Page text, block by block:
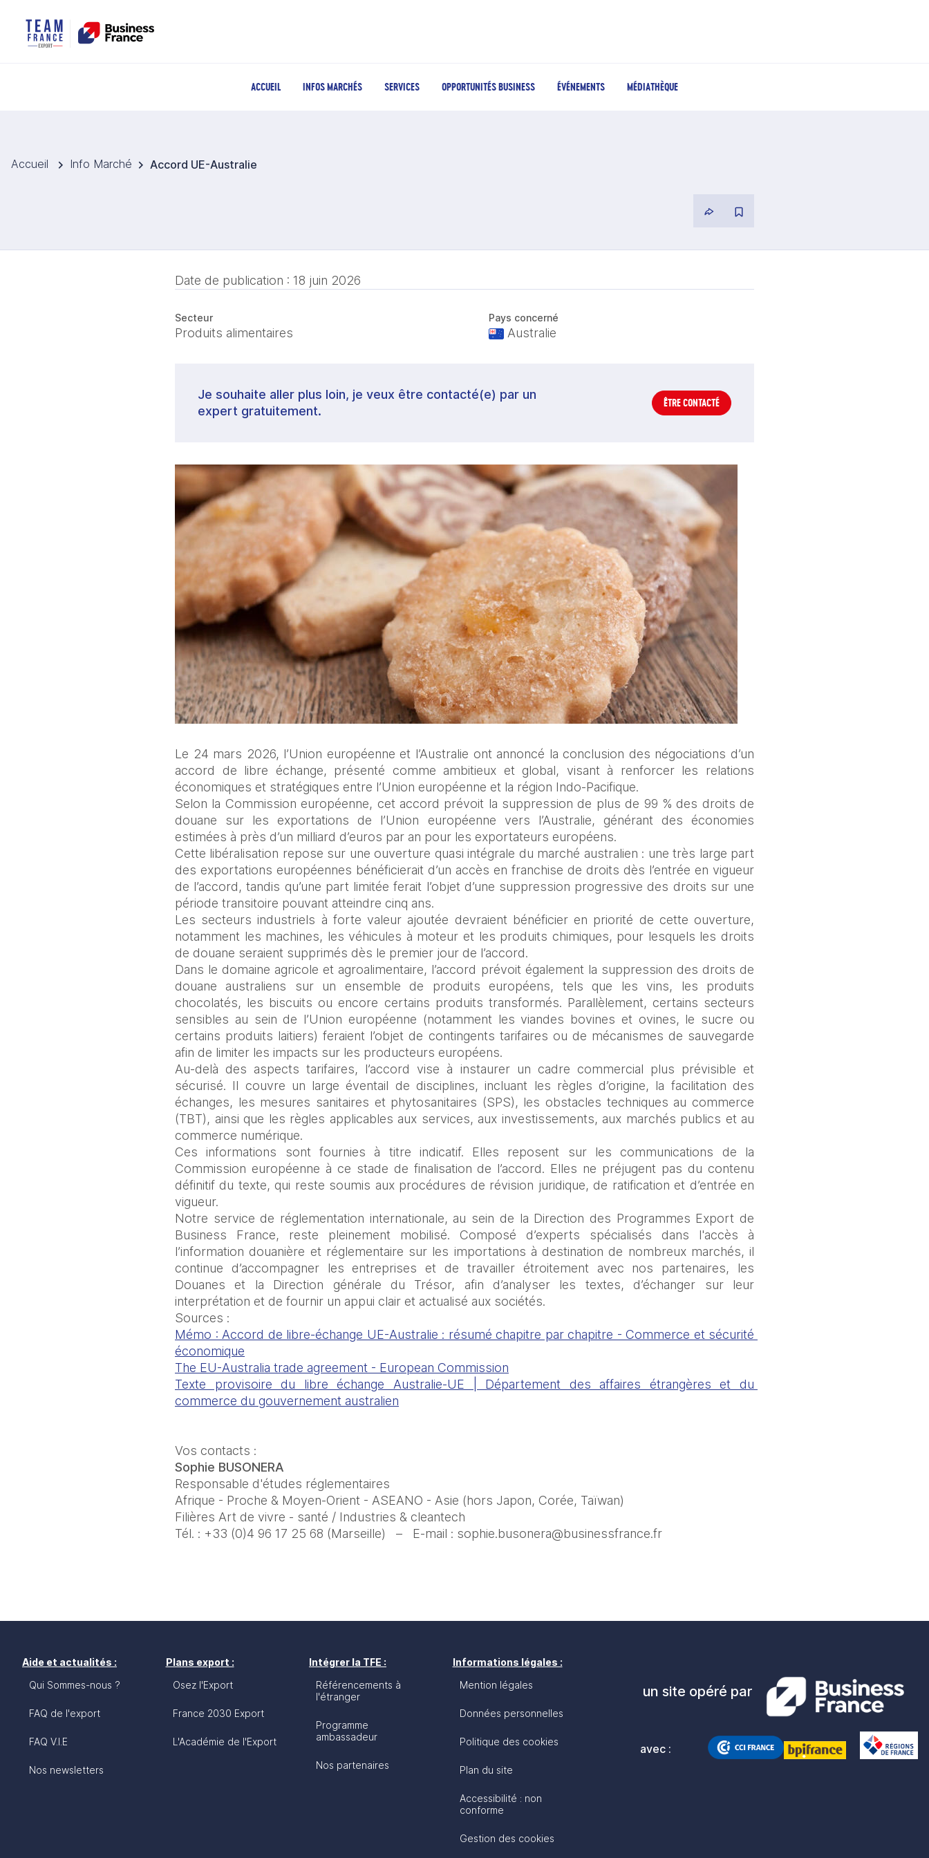
ACCUEIL INFOS MARCHÉS SERVICES OPPORTUNITÉS BUSINESS ÉVÉNEMENTS MÉDIATHÈQUE
Accueil Info Marché Accord UE-Australie
Date de publication : 18 juin 2026
Secteur
Produits alimentaires
Pays concerné
Australie
Je souhaite aller plus loin, je veux être contacté(e) par un
expert gratuitement.
ÊTRE CONTACTÉ
Le 24 mars 2026, l’Union européenne et l’Australie ont annoncé la conclusion des négociations d’un
accord de libre échange, présenté comme ambitieux et global, visant à renforcer les relations
économiques et stratégiques entre l’Union européenne et la région Indo-Pacifique.
Selon la Commission européenne, cet accord prévoit la suppression de plus de 99 % des droits de
douane sur les exportations de l’Union européenne vers l’Australie, générant des économies
estimées à près d’un milliard d’euros par an pour les exportateurs européens.
Cette libéralisation repose sur une ouverture quasi intégrale du marché australien : une très large part
des exportations européennes bénéficierait d’un accès en franchise de droits dès l’entrée en vigueur
de l’accord, tandis qu’une part limitée ferait l’objet d’une suppression progressive des droits sur une
période transitoire pouvant atteindre cinq ans.
Les secteurs industriels à forte valeur ajoutée devraient bénéficier en priorité de cette ouverture,
notamment les machines, les véhicules à moteur et les produits chimiques, pour lesquels les droits
de douane seraient supprimés dès le premier jour de l’accord.
Dans le domaine agricole et agroalimentaire, l’accord prévoit également la suppression des droits de
douane australiens sur un ensemble de produits européens, tels que les vins, les produits
chocolatés, les biscuits ou encore certains produits transformés. Parallèlement, certains secteurs
sensibles au sein de l’Union européenne (notamment les viandes bovines et ovines, le sucre ou
certains produits laitiers) feraient l’objet de contingents tarifaires ou de mécanismes de sauvegarde
afin de limiter les impacts sur les producteurs européens.
Au-delà des aspects tarifaires, l’accord vise à instaurer un cadre commercial plus prévisible et
sécurisé. Il couvre un large éventail de disciplines, incluant les règles d’origine, la facilitation des
échanges, les mesures sanitaires et phytosanitaires (SPS), les obstacles techniques au commerce
(TBT), ainsi que les règles applicables aux services, aux investissements, aux marchés publics et au
commerce numérique.
Ces informations sont fournies à titre indicatif. Elles reposent sur les communications de la
Commission européenne à ce stade de finalisation de l’accord. Elles ne préjugent pas du contenu
définitif du texte, qui reste soumis aux procédures de révision juridique, de ratification et d’entrée en
vigueur.
Notre service de réglementation internationale, au sein de la Direction des Programmes Export de
Business France, reste pleinement mobilisé. Composé d’experts spécialisés dans l'accès à
l’information douanière et réglementaire sur les importations à destination de nombreux marchés, il
continue d’accompagner les entreprises et de travailler étroitement avec nos partenaires, les
Douanes et la Direction générale du Trésor, afin d’analyser les textes, d’échanger sur leur
interprétation et de fournir un appui clair et actualisé aux sociétés.
Sources :
Mémo : Accord de libre-échange UE-Australie : résumé chapitre par chapitre - Commerce et sécurité
économique
The EU-Australia trade agreement - European Commission
Texte provisoire du libre échange Australie-UE | Département des affaires étrangères et du
commerce du gouvernement australien
Vos contacts :
Sophie BUSONERA
Responsable d'études réglementaires
Afrique - Proche & Moyen-Orient - ASEANO - Asie (hors Japon, Corée, Taïwan)
Filières Art de vivre - santé / Industries & cleantech
Tél. : +33 (0)4 96 17 25 68 (Marseille)   –   E-mail : sophie.busonera@businessfrance.fr
Aide et actualités :
Qui Sommes-nous ?
FAQ de l'export
FAQ V.I.E
Nos newsletters
Plans export :
Osez l'Export
France 2030 Export
L'Académie de l'Export
Intégrer la TFE :
Référencements à
l'étranger
Programme
ambassadeur
Nos partenaires
Informations légales :
Mention légales
Données personnelles
Politique des cookies
Plan du site
Accessibilité : non
conforme
Gestion des cookies
un site opéré par
avec :